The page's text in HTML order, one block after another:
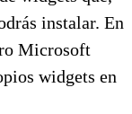
instalar. En
Microsoft
widgets en